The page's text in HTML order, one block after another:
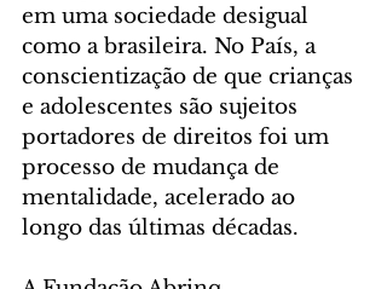
em uma sociedade desigual
como a brasileira. No País, a
conscientização de que crianças
e adolescentes são sujeitos
portadores de direitos foi um
processo de mudança de
mentalidade, acelerado ao
longo das últimas décadas.